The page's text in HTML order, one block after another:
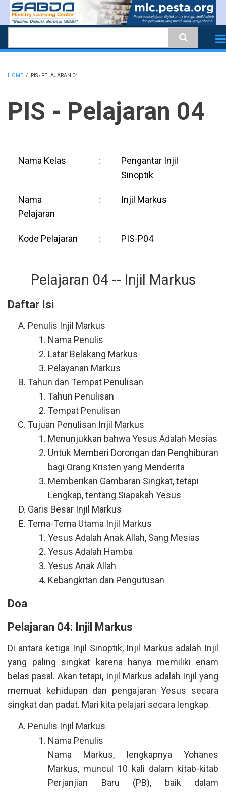
Skip
content
HOME / PIS - PELAJARAN 04
PIS - Pelajaran 04
Nama Kelas :
Pengantar Injil
Sinoptik
Nama
Pelajaran
: Injil Markus
Kode Pelajaran : PIS-P04
Pelajaran 04 -- Injil Markus
Daftar Isi
Penulis Injil Markus
Nama Penulis
Latar Belakang Markus
Pelayanan Markus
Tahun dan Tempat Penulisan
Tahun Penulisan
Tempat Penulisan
Tujuan Penulisan Injil Markus
Menunjukkan bahwa Yesus Adalah Mesias
Untuk Memberi Dorongan dan Penghiburan
bagi Orang Kristen yang Menderita
Memberikan Gambaran Singkat, tetapi
Lengkap, tentang Siapakah Yesus
Garis Besar Injil Markus
Tema-Tema Utama Injil Markus
Yesus Adalah Anak Allah, Sang Mesias
Yesus Adalah Hamba
Yesus Anak Allah
Kebangkitan dan Pengutusan
Doa
Pelajaran 04: Injil Markus
Di antara ketiga Injil Sinoptik, Injil Markus adalah Injil
yang paling singkat karena hanya memiliki enam
belas pasal. Akan tetapi, Injil Markus adalah Injil yang
memuat kehidupan dan pengajaran Yesus secara
singkat dan padat. Mari kita pelajari secara lengkap.
Penulis Injil Markus
Nama Penulis
Nama Markus, lengkapnya Yohanes
Markus, muncul 10 kali dalam kitab-kitab
Perjanjian Baru (PB), baik dalam